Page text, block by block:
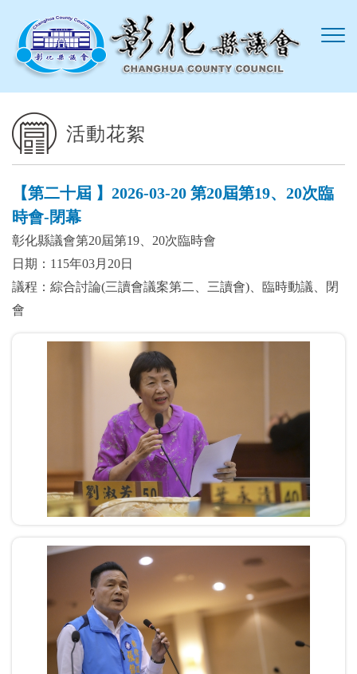
活動花絮
【第二十屆 】2026-03-20 第20屆第19、20次臨
時會-閉幕
彰化縣議會第20屆第19、20次臨時會
日期：115年03月20日
議程：綜合討論(三讀會議案第二、三讀會)、臨時動議、閉
會